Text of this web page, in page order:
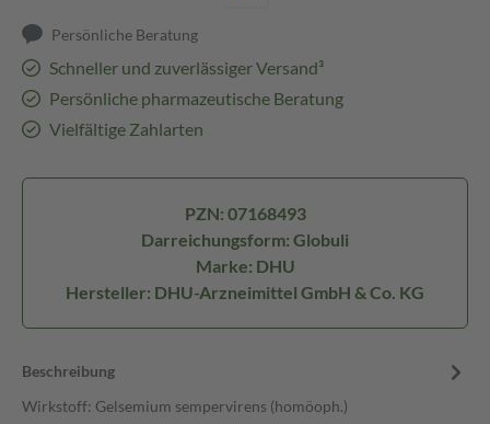
Persönliche Beratung
Schneller und zuverlässiger Versand³
Persönliche pharmazeutische Beratung
Vielfältige Zahlarten
PZN: 07168493
Darreichungsform: Globuli
Marke: DHU
Hersteller: DHU-Arzneimittel GmbH & Co. KG
Beschreibung
Wirkstoff: Gelsemium sempervirens (homöoph.)